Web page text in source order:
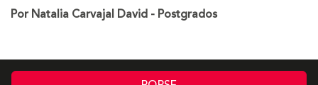
Por Natalia Carvajal David - Postgrados